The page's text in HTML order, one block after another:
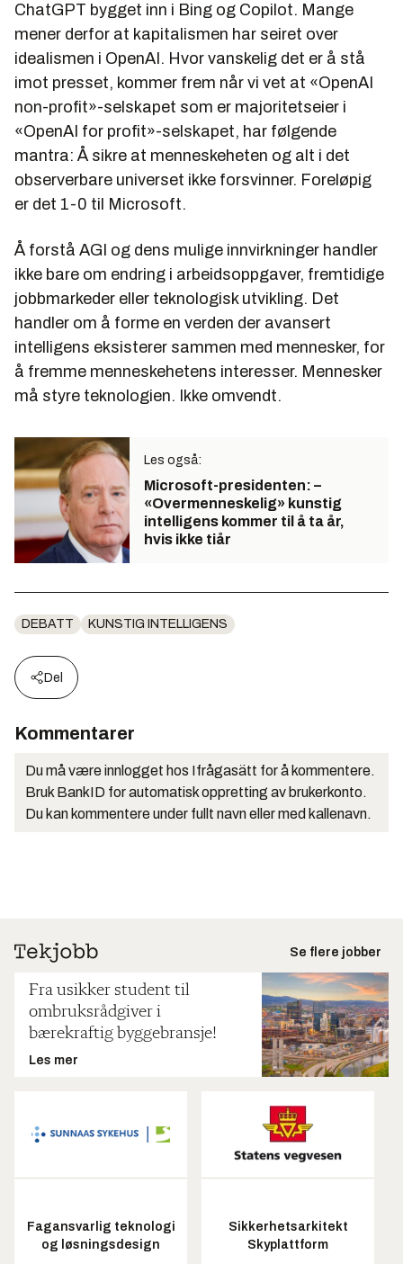
ChatGPT bygget inn i Bing og Copilot. Mange
mener derfor at kapitalismen har seiret over
idealismen i OpenAI. Hvor vanskelig det er å stå
imot presset, kommer frem når vi vet at «OpenAI
non-profit»-selskapet som er majoritetseier i
«OpenAI for profit»-selskapet, har følgende
mantra: Å sikre at menneskeheten og alt i det
observerbare universet ikke forsvinner. Foreløpig
er det 1-0 til Microsoft.
Å forstå AGI og dens mulige innvirkninger handler
ikke bare om endring i arbeidsoppgaver, fremtidige
jobbmarkeder eller teknologisk utvikling. Det
handler om å forme en verden der avansert
intelligens eksisterer sammen med mennesker, for
å fremme menneskehetens interesser. Mennesker
må styre teknologien. Ikke omvendt.
Les også:
Microsoft-presidenten: –
«Overmenneskelig» kunstig
intelligens kommer til å ta år,
hvis ikke tiår
DEBATT KUNSTIG INTELLIGENS
Del
Kommentarer
Du må være innlogget hos Ifrågasätt for å kommentere.
Bruk BankID for automatisk oppretting av brukerkonto.
Du kan kommentere under fullt navn eller med kallenavn.
Se flere jobber
Fra usikker student til
ombruksrådgiver i
bærekraftig byggebransje!
Les mer
Fagansvarlig teknologi
og løsningsdesign
Sikkerhetsarkitekt
Skyplattform